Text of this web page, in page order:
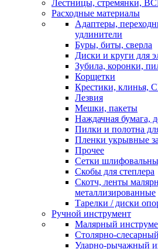
Лестницы, стремянки,
Расходные материалы
Адаптеры,
удлинители
Буры, биты, сверла
Диски и круги для
Зубила, коронки,
Корщетки
Крестики, клинья,
Лезвия
Мешки, пакеты
Наждачная бумага,
Пилки и полотна
Пленки укрывные
Прочее
Сетки
Скобы для степлера
Скотч, ленты
металлизированные
Тарелки / диски
Ручной инструмент
Малярный
Столярно-
Ударно-рычажный